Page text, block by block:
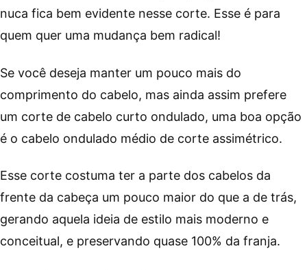
nuca fica bem evidente nesse corte. Esse é para
quem quer uma mudança bem radical!
Se você deseja manter um pouco mais do
comprimento do cabelo, mas ainda assim prefere
um corte de cabelo curto ondulado, uma boa opção
é o cabelo ondulado médio de corte assimétrico.
Esse corte costuma ter a parte dos cabelos da
frente da cabeça um pouco maior do que a de trás,
gerando aquela ideia de estilo mais moderno e
conceitual, e preservando quase 100% da franja.